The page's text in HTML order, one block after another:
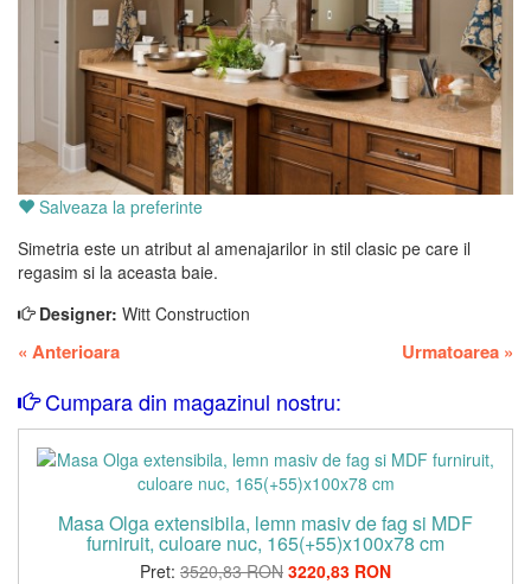
Salveaza la preferinte
Simetria este un atribut al amenajarilor in stil clasic pe care il
regasim si la aceasta baie.
Designer: Witt Construction
« Anterioara Urmatoarea »
Cumpara din magazinul nostru:
Masa Olga extensibila, lemn masiv de fag si MDF
furniruit, culoare nuc, 165(+55)x100x78 cm
Pret: 3520,83 RON 3220,83 RON